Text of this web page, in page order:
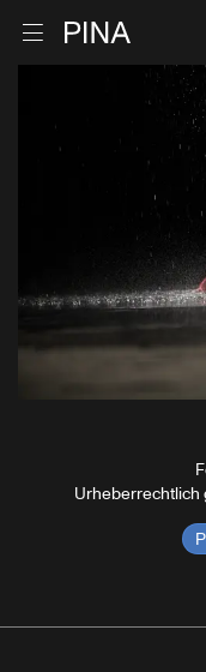
Zum Inhalt springen
Menu öffnen
Urheberrechtlich